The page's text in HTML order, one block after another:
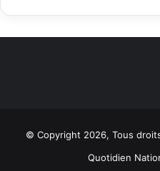
© Copyright 2026, Tous
Quotidien